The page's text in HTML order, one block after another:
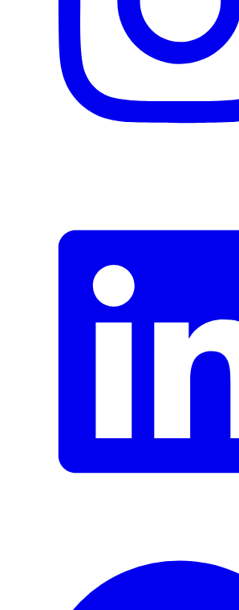
E-Mail-Adresse (optional)
Formular schliessen
Senden
Falsche Daten melden